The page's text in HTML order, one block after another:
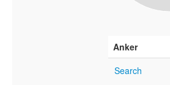
Anker
Search